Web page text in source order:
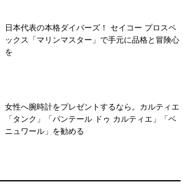
日本代表の本格ダイバーズ！ セイコー プロスペ
ックス「マリンマスター」で手元に品格と冒険心
を
女性へ腕時計をプレゼントするなら。カルティエ
「タンク」「パンテール ドゥ カルティエ」「ベ
ニュワール」を勧める